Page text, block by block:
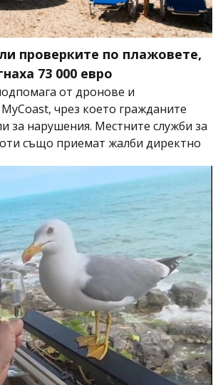
проверките по плажовете,
73 000 евро
от дронове и
чрез което гражданите
за нарушения. Местните служби за
също приемат жалби директно